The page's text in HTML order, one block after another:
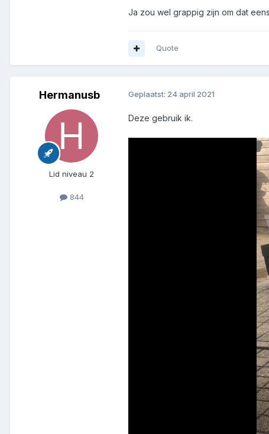
Ja zou wel grappig zijn om dat
Quote
Hermanusb
Lid niveau 2
844
Geplaatst: 24 april 2021
Deze gebruik ik.